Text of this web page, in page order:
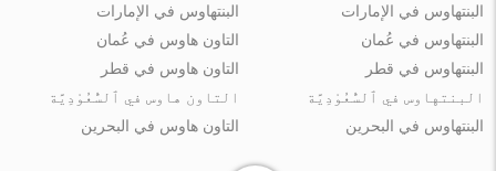
البنتهاوس في الإمارات
البنتهاوس في عُمان
البنتهاوس في قطر
البنتهاوس في ٱلسُّعُوْدِيَّة
البنتهاوس في البحرين
البنتهاوس في الإمارات
التاون هاوس في عُمان
التاون هاوس في قطر
التاون هاوس في ٱلسُّعُوْدِيَّة
التاون هاوس في البحرين